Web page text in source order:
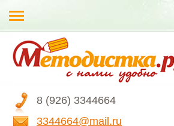
8 (926) 3344664
3344664@mail.ru